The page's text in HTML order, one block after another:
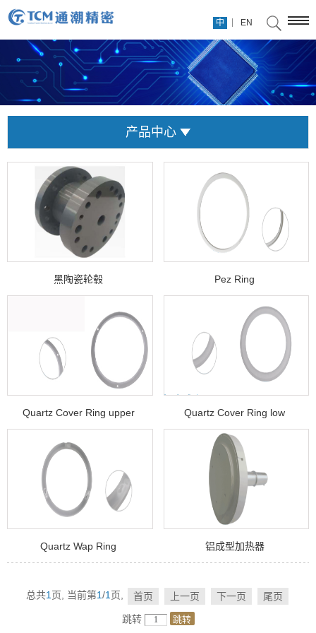
中 EN
产品中心
黑陶瓷轮毂 Pez Ring
Quartz Cover Ring upper Quartz Cover Ring low
Quartz Wap Ring 铝成型加热器
总共1页, 当前第1/1页, 首页 上一页 下一页
尾页
跳转